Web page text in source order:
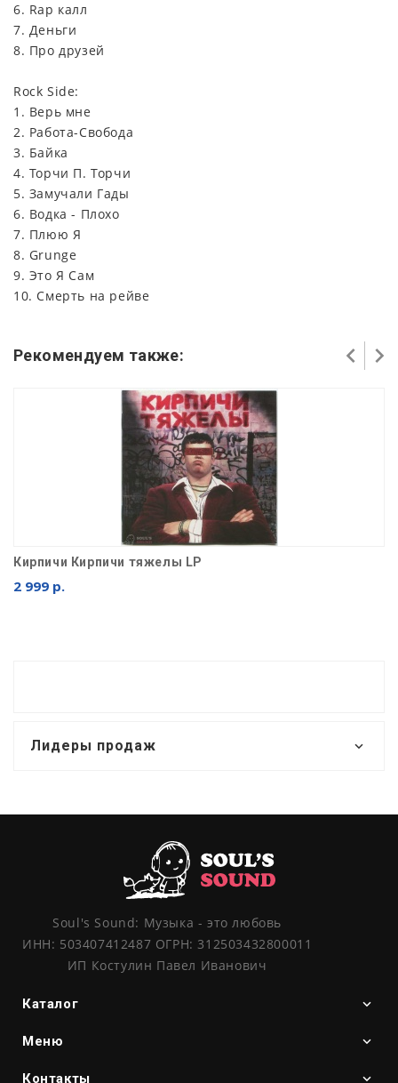
6. Rap калл
7. Деньги
8. Про друзей
Rock Side:
1. Верь мне
2. Работа-Свобода
3. Байка
4. Торчи П. Торчи
5. Замучали Гады
6. Водка - Плохо
7. Плюю Я
8. Grunge
9. Это Я Сам
10. Смерть на рейве
Рекомендуем также:
Кирпичи Кирпичи тяжелы LP
2 999 р.
Лидеры продаж
Soul's Sound: Музыка - это любовь
ИНН: 503407412487 ОГРН: 312503432800011
ИП Костулин Павел Иванович
Каталог
Меню
Контакты